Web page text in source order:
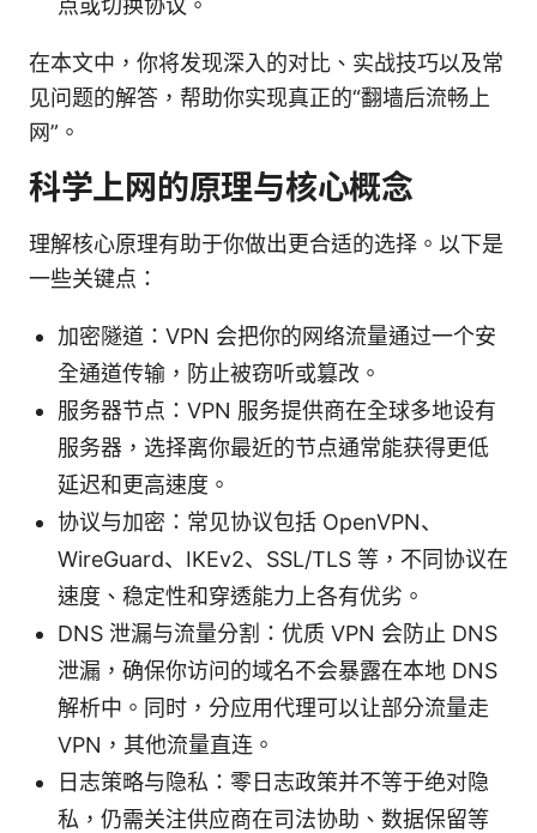
在本文中，你将发现深入的对比、实战技巧以及常
见问题的解答，帮助你实现真正的“翻墙后流畅上
网”。
科学上网的原理与核心概念
理解核心原理有助于你做出更合适的选择。以下是
一些关键点：
加密隧道：VPN 会把你的网络流量通过一个安
全通道传输，防止被窃听或篡改。
服务器节点：VPN 服务提供商在全球多地设有
服务器，选择离你最近的节点通常能获得更低
延迟和更高速度。
协议与加密：常见协议包括 OpenVPN、
WireGuard、IKEv2、SSL/TLS 等，不同协议在
速度、稳定性和穿透能力上各有优劣。
DNS 泄漏与流量分割：优质 VPN 会防止 DNS
泄漏，确保你访问的域名不会暴露在本地 DNS
解析中。同时，分应用代理可以让部分流量走
VPN，其他流量直连。
日志策略与隐私：零日志政策并不等于绝对隐
私，仍需关注供应商在司法协助、数据保留等